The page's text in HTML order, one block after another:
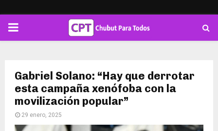
PRIMARY
Gabriel Solano: “Hay que derrotar
esta campaña xenófoba con la
movilización popular”
29 enero, 2025